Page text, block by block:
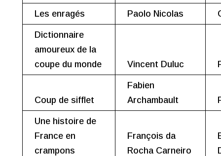
Les enragés Paolo Nicolas
Dictionnaire
amoureux de la
coupe du monde
Vincent Duluc
Coup de sifflet
Fabien
Archambault
Une histoire de
France en
crampons
François da
Rocha Carneiro